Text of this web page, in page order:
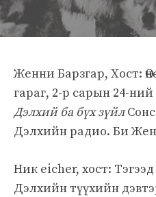
Женни Барзгар, Хост:
гараг, 2-р сарын 24-ний
Дэлхий ба бүх зүйл
Дэлхийн радио. Би
Ник eicher, хост:
Дэлхийн түүхийн